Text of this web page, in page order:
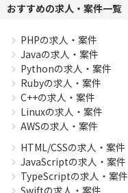
おすすめの求人・案件一覧
PHPの求人・案件
Javaの求人・案件
Pythonの求人・案件
Rubyの求人・案件
C++の求人・案件
Linuxの求人・案件
AWSの求人・案件
HTML/CSSの求人・案件
JavaScriptの求人・案件
TypeScriptの求人・案件
Swiftの求人・案件